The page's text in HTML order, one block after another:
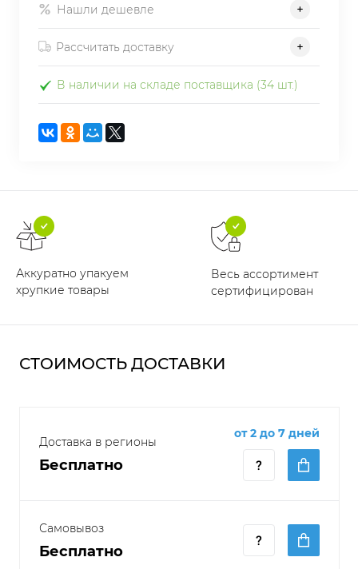
Нашли дешевле
Рассчитать доставку
В наличии на складе поставщика (34 шт.)
Аккуратно упакуем
хрупкие товары
Весь ассортимент
сертифицирован
СТОИМОСТЬ ДОСТАВКИ
Доставка в регионы
Бесплатно
от 2 до 7 дней
Самовывоз
Бесплатно